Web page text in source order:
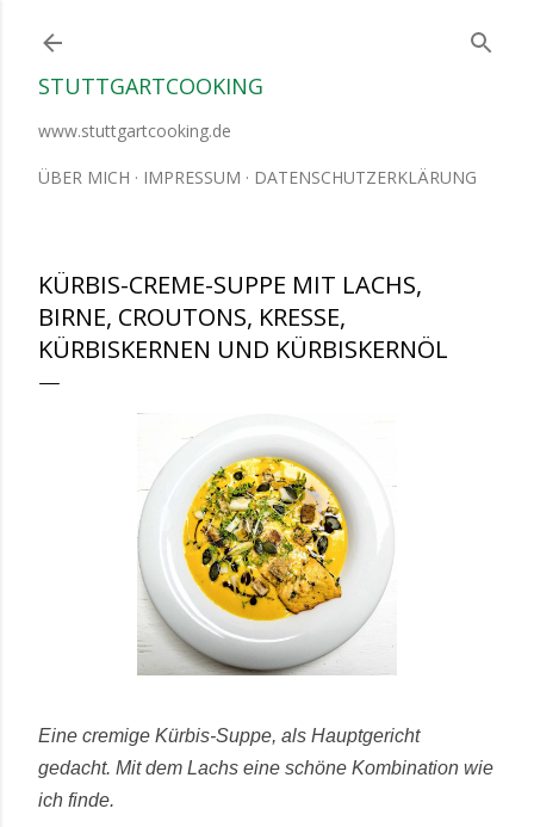
STUTTGARTCOOKING
www.stuttgartcooking.de
ÜBER MICH IMPRESSUM DATENSCHUTZERKLÄRUNG
KÜRBIS-CREME-SUPPE MIT LACHS,
BIRNE, CROUTONS, KRESSE,
KÜRBISKERNEN UND KÜRBISKERNÖL
Eine cremige Kürbis-Suppe, als Hauptgericht
gedacht. Mit dem Lachs eine schöne Kombination wie
ich finde.